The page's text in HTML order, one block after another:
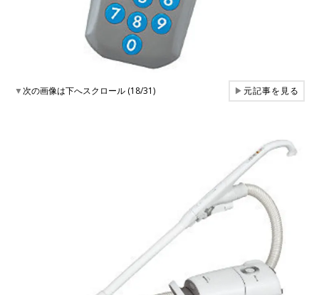
▼次の画像は下へスクロール (18/31) ▶元記事を見る